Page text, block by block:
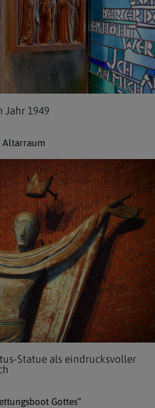
Jahr 1949
Altarraum
Statue als eindrucksvoller
Gottes“